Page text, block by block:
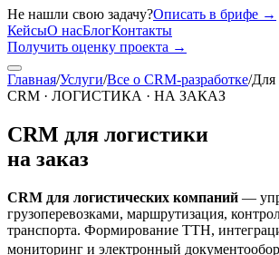
Не нашли свою задачу?Описать в брифе →
КейсыО насБлогКонтакты
Получить оценку проекта →
Главная/Услуги/Все о CRM-разработке/Для
CRM · ЛОГИСТИКА · НА ЗАКАЗ
CRM для логистики
на заказ
CRM для логистических компаний —
грузоперевозками, маршрутизация,
транспорта. Формирование ТТН,
мониторинг и электронный